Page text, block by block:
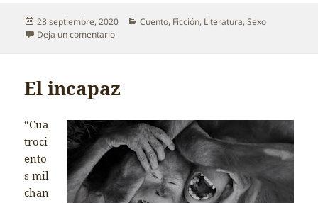
Publicado
el
28 septiembre, 2020 Categorías
Cuento, Ficción, Literatura,Sexo
Deja un comentarioen En pocos días va a reventar
El incapaz
“Cua
troci
ento
s mil
chan